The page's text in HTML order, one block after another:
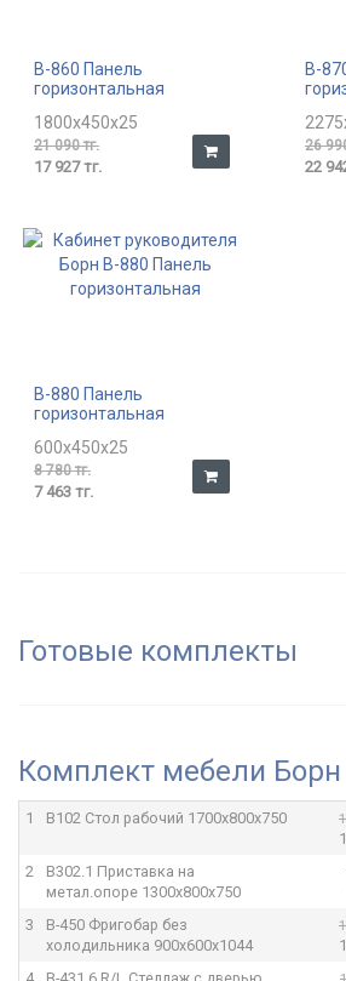
В-860 Панель
горизонтальная
1800x450x25
21 090 тг.
17 927 тг.
В-
26
22
В-880 Панель
горизонтальная
600x450x25
8 780 тг.
7 463 тг.
Готовые комплекты
Комплект мебели Борн
1 В102 Стол рабочий 1700x800x750
2
В302.1 Приставка на
метал.опоре 1300x800x750
3
В-450 Фригобар без
холодильника 900x600x1044